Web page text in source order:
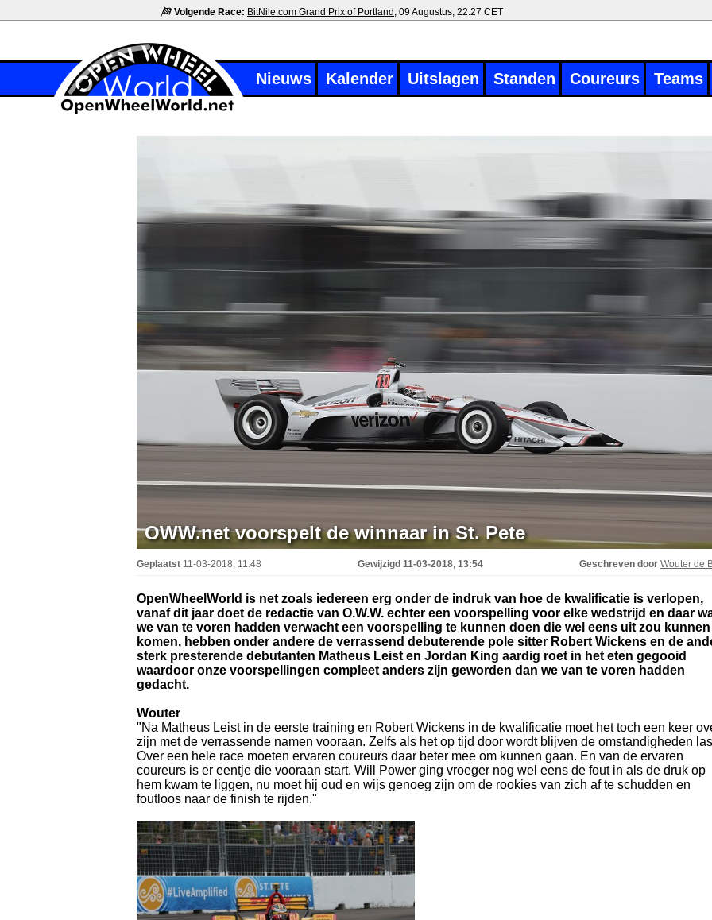
Volgende Race: BitNile.com Grand Prix of Portland , 09 Augustus, 22:27 CET
Nieuws Kalender Uitslagen Standen Coureurs Teams
OWW.net voorspelt de winnaar in St. Pete
Geplaatst 11-03-2018, 11:48 Gewijzigd 11-03-2018, 13:54 Geschreven door Wouter de
OpenWheelWorld is net zoals iedereen erg onder de indruk van hoe de kwalificatie is verlopen,
vanaf dit jaar doet de redactie van O.W.W. echter een voorspelling voor elke wedstrijd en daar
we van te voren hadden verwacht een voorspelling te kunnen doen die wel eens uit zou kunnen
komen, hebben onder andere de verrassend debuterende pole sitter Robert Wickens en de
sterk presterende debutanten Matheus Leist en Jordan King aardig roet in het eten gegooid
waardoor onze voorspellingen compleet anders zijn geworden dan we van te voren hadden
gedacht.
Wouter
"Na Matheus Leist in de eerste training en Robert Wickens in de kwalificatie moet het toch een keer
zijn met de verrassende namen vooraan. Zelfs als het op tijd door wordt blijven de omstandigheden
Over een hele race moeten ervaren coureurs daar beter mee om kunnen gaan. En van de ervaren
coureurs is er eentje die vooraan start. Will Power ging vroeger nog wel eens de fout in als de druk op
hem kwam te liggen, nu moet hij oud en wijs genoeg zijn om de rookies van zich af te schudden en
foutloos naar de finish te rijden."